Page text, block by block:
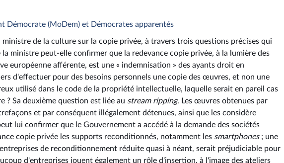
Démocrate (MoDem) et Démocrates apparentés
de la culture sur la copie privée, à travers trois questions précises qui
ministre peut-elle confirmer que la redevance copie privée, à la lumière des
européenne afférente, est une « indemnisation » des ayants droit en
d'effectuer pour des besoins personnels une copie des œuvres, et non une
utilisé dans le code de la propriété intellectuelle, laquelle serait en pareil cas
? Sa deuxième question est liée au stream ripping. Les œuvres obtenues par
et par conséquent illégalement détenues, ainsi que les considère
lui confirmer que le Gouvernement a accédé à la demande des sociétés
copie privée les supports reconditionnés, notamment les smartphones; une
de reconditionnement réduite quasi à néant, serait préjudiciable pour
d'entreprises jouent également un rôle d'insertion, à l'image des ateliers